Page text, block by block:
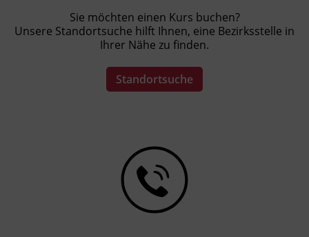
Sie möchten einen Kurs buchen?
Unsere Standortsuche hilft Ihnen, eine Bezirksstelle in
Ihrer Nähe zu finden.
Standortsuche